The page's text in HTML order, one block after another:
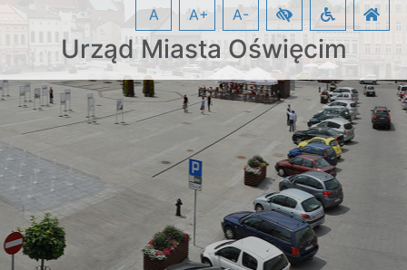
Urząd Miasta Oświęcim
A A+ A-